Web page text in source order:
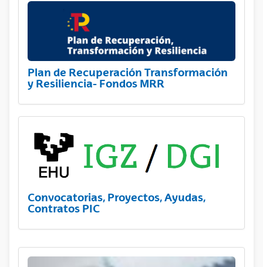
Plan de Recuperación Transformación
y Resiliencia- Fondos MRR
Convocatorias, Proyectos, Ayudas,
Contratos PIC